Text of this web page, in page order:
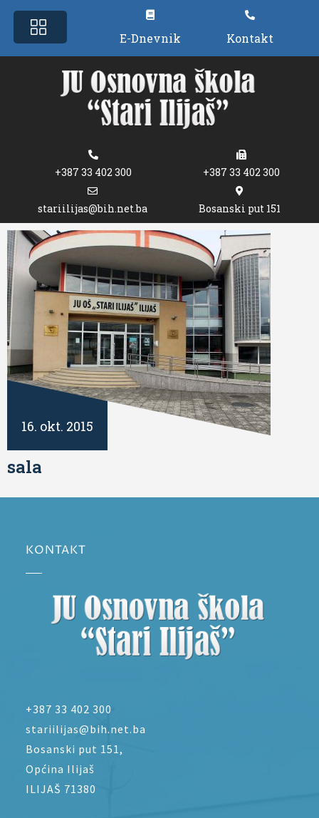
E-Dnevnik Kontakt
+387 33 402 300 +387 33 402 300
stariilijas@bih.net.ba Bosanski put 151
16. okt. 2015
sala
KONTAKT
+387 33 402 300
stariilijas@bih.net.ba
Bosanski put 151,
Općina Ilijaš
ILIJAŠ 71380